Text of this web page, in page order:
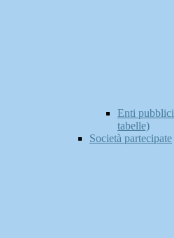
Enti
tabelle)
Società partecipate